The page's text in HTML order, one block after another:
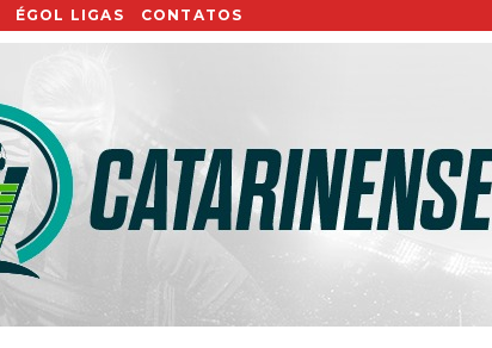
ÉGOL LIGAS CONTATOS